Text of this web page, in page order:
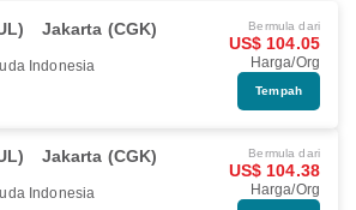
Jakarta (CGK)
Indonesia
Bermula dari
US$ 104.05
Harga/Org
Tempah
Jakarta (CGK)
Indonesia
Bermula dari
US$ 104.38
Harga/Org